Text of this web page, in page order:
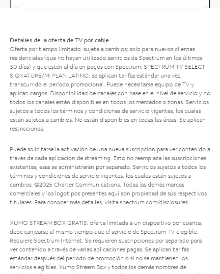
Detalles de la oferta de TV por cable
Oferta por tiempo limitado; sujeta a cambios; solo para nuevos clientes
residenciales (que no hayan utilizado servicios de Spectrum en los últimos
30 días) y que estén al día en pagos con Spectrum. SPECTRUM TV SELECT
SIGNATURE/MI PLAN LATINO: se aplican tarifas estándar una vez
transcurrido el período promocional. Puede necesitarse equipo de TV y
aplican cargos. Disponibilidad de canales con base en el nivel de servicio y no
todos los canales están disponibles en todos los mercados o zonas. Servicios
sujetos a todos los términos y condiciones de servicio vigentes, los cuales
están sujetos a cambios. No están disponibles en todas las áreas. Se aplican
restricciones.
Puede solicitarse la activación de una nueva suscripción para ver contenido a
través de cada aplicación de streaming. Esto no reemplaza las suscripciones
existentes; esas se administrarán por separado. Servicios sujetos a todos los
términos y condiciones de servicio vigentes, los cuales están sujetos a
cambios. ©2025 Charter Communications. Todas las demás marcas
comerciales y los logotipos presentes aquí son propiedad de sus respectivos
titulares. Para conocer más detalles, visita spectrum.com/disclosures
XUMO STREAM BOX GRATIS: oferta limitada a un dispositivo por cuenta;
debe canjearse al mismo tiempo que el servicio de Spectrum TV elegible.
Requiere Spectrum Internet. Se requieren suscripciones por separado para
ver contenido a través de varias aplicaciones pagas. Se aplican tarifas
estándar después del período de promoción o si no se mantienen los
servicios elegibles. Xumo Stream Box y todos los demás nombres de